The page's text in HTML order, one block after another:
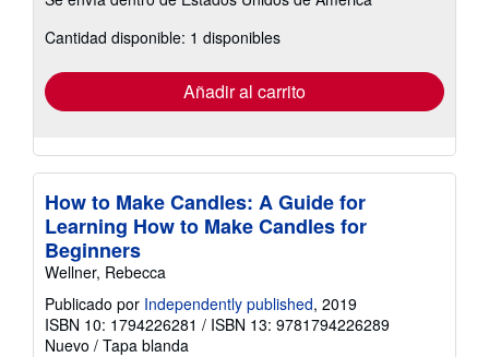
las
tarifas
envío
Cantidad disponible: 1 disponibles
Añadir al carrito
How to Make Candles: A Guide for
Learning How to Make Candles for
Beginners
Wellner, Rebecca
Publicado por Independently published, 2019
ISBN 10: 1794226281 / ISBN 13: 9781794226289
Nuevo / Tapa blanda